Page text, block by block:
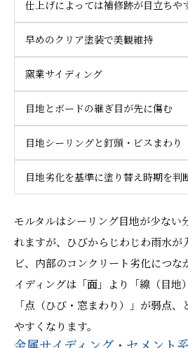
仕上げによっては補修跡が目立ちや
早めのクリア塗装で美観維持
窯業サイディング
目地とボードの継ぎ目が先に傷む
目地シーリングと釘頭・ビスまわり
目地劣化を基準に塗り替え時期を判
モルタルはシーリング目地が少ない
れますが、ひびからじわじわ雨水が
ビ、内部のコンクリート劣化につな
イディングは「面」より「線（目地
「点（ひび・窓まわり）」が弱点
やすくなります。